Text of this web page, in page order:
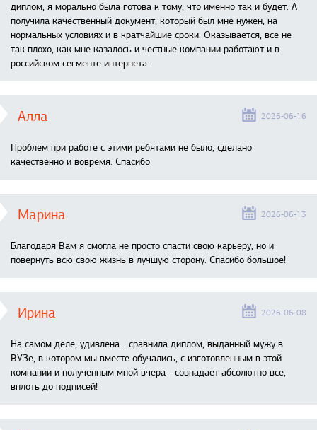
диплом, я морально была готова к тому, что именно так и будет. А
получила качественный документ, который был мне нужен, на
нормальных условиях и в кратчайшие сроки. Оказывается, все не
так плохо, как мне казалось и честные компании работают и в
российском сегменте интернета.
Алла 2026-06-16
Проблем при работе с этими ребятами не было, сделано
качественно и вовремя. Спасибо
Марина 2026-06-13
Благодаря Вам я смогла не просто спасти свою карьеру, но и
повернуть всю свою жизнь в лучшую сторону. Спасибо большое!
Ирина 2026-06-08
На самом деле, удивлена… сравнила диплом, выданный мужу в
ВУЗе, в котором мы вместе обучались, с изготовленным в этой
компании и полученным мной вчера - совпадает абсолютно все,
вплоть до подписей!